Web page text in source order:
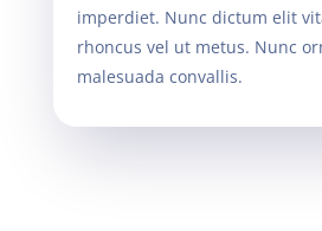
imperdiet. Nunc dictum elit
rhoncus vel ut metus. Nunc
malesuada convallis.